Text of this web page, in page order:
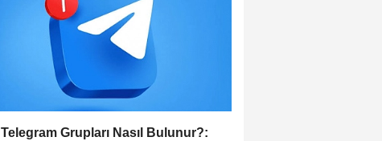
Telegram Grupları Nasıl Bulunur?: